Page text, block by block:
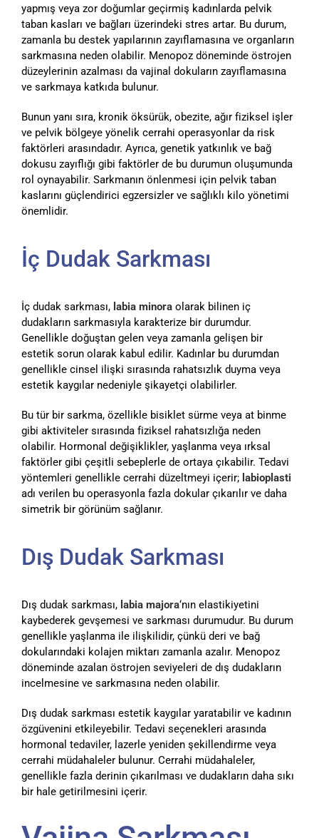
yapmış veya zor doğumlar geçirmiş kadınlarda pelvik
taban kasları ve bağları üzerindeki stres artar. Bu durum,
zamanla bu destek yapılarının zayıflamasına ve organların
sarkmasına neden olabilir. Menopoz döneminde östrojen
düzeylerinin azalması da vajinal dokuların zayıflamasına
ve sarkmaya katkıda bulunur.
Bunun yanı sıra, kronik öksürük, obezite, ağır fiziksel işler
ve pelvik bölgeye yönelik cerrahi operasyonlar da risk
faktörleri arasındadır. Ayrıca, genetik yatkınlık ve bağ
dokusu zayıflığı gibi faktörler de bu durumun oluşumunda
rol oynayabilir. Sarkmanın önlenmesi için pelvik taban
kaslarını güçlendirici egzersizler ve sağlıklı kilo yönetimi
önemlidir.
İç Dudak Sarkması
İç dudak sarkması, labia minora olarak bilinen iç
dudakların sarkmasıyla karakterize bir durumdur.
Genellikle doğuştan gelen veya zamanla gelişen bir
estetik sorun olarak kabul edilir. Kadınlar bu durumdan
genellikle cinsel ilişki sırasında rahatsızlık duyma veya
estetik kaygılar nedeniyle şikayetçi olabilirler.
Bu tür bir sarkma, özellikle bisiklet sürme veya at binme
gibi aktiviteler sırasında fiziksel rahatsızlığa neden
olabilir. Hormonal değişiklikler, yaşlanma veya ırksal
faktörler gibi çeşitli sebeplerle de ortaya çıkabilir. Tedavi
yöntemleri genellikle cerrahi düzeltmeyi içerir; labioplasti
adı verilen bu operasyonla fazla dokular çıkarılır ve daha
simetrik bir görünüm sağlanır.
Dış Dudak Sarkması
Dış dudak sarkması, labia majora‘nın elastikiyetini
kaybederek gevşemesi ve sarkması durumudur. Bu durum
genellikle yaşlanma ile ilişkilidir, çünkü deri ve bağ
dokularındaki kolajen miktarı zamanla azalır. Menopoz
döneminde azalan östrojen seviyeleri de dış dudakların
incelmesine ve sarkmasına neden olabilir.
Dış dudak sarkması estetik kaygılar yaratabilir ve kadının
özgüvenini etkileyebilir. Tedavi seçenekleri arasında
hormonal tedaviler, lazerle yeniden şekillendirme veya
cerrahi müdahaleler bulunur. Cerrahi müdahaleler,
genellikle fazla derinin çıkarılması ve dudakların daha sıkı
bir hale getirilmesini içerir.